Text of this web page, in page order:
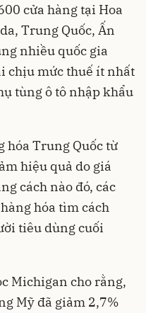
cửa hàng tại Hoa
Trung Quốc, Ấn
nhiều quốc gia
chịu mức thuế ít nhất
tùng ô tô nhập khẩu
hóa Trung Quốc từ
hiệu quả do giá
cách nào đó, các
hóa tìm cách
tiêu dùng cuối
Michigan cho rằng,
Mỹ đã giảm 2,7%